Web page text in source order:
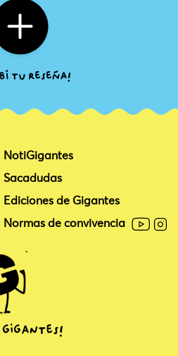
NotiGigantes
Sacadudas
Ediciones de Gigantes
Normas de convivencia